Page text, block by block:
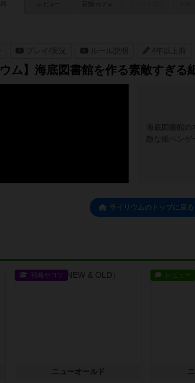
レビュー 店舗/ カフェ
プレイ/実況 ルール説明 4年以上前
ウム】海底図書館を作る素敵すぎる
海底図書館
敵な紙ペンゲ
ライリウムのトップに戻る
戦略やコツ
ニューオールド
レビュー